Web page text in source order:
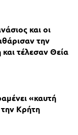
και οι
την
τέλεσαν Θεία
«καυτή
Κρήτη